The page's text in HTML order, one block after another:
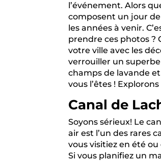
l’événement. Alors
composent un jour
les années à venir.
prendre ces photos ?
votre ville avec les
verrouiller un
champs de lavande
vous l’êtes !
Canal de
Soyons sérieux! Le
air est l’un des rares
vous visitiez en été
Si vous planifiez un